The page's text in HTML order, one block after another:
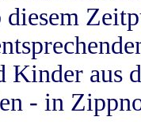
Kinder aus
- in